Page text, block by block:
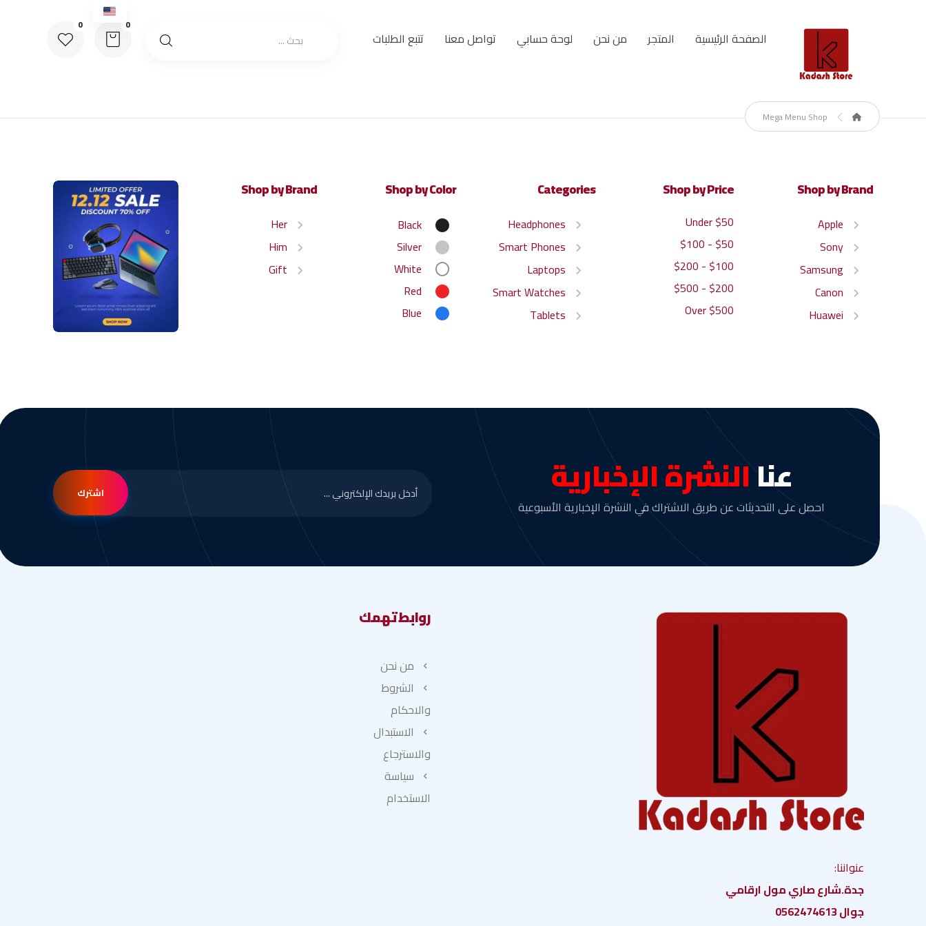
الصفحة الرئيسية المتجر من نحن لوحة حسابي تواصل معنا تتبع الطلبات
Mega Menu Shop
Shop by Brand
Apple
Sony
Samsung
Canon
Huawei
Shop by Price
Under $50
$50 - $100
$100 - $200
$200 - $500
Over $500
Categories
Headphones
Smart Phones
Laptops
Smart Watches
Tablets
Shop by Color
Black
Silver
White
Red
Blue
Shop by Brand
Her
Him
Gift
عناالنشرة الإخبارية
احصل على التحديثات عن طريق الاشتراك في النشرة الإخبارية الأسبوعية
اشترك
عنواننا:
جدة.شارع صاري مول ارقامي
جوال 0562474613
روابط تهمك
من نحن
الشروط
والاحكام
الاستبدال
والاسترجاع
سياسة
الاستخدام